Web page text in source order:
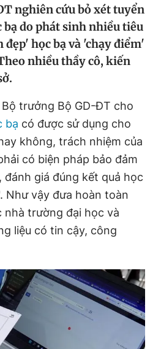
Magazine
Liên hệ quảng cáo
thoại
Liên hệ quảng cáo
0908 780 404
nghiên cứu bỏ xét tuyển
do phát sinh nhiều tiêu
học bạ và 'chạy điểm'
nhiều thầy cô, kiến
trưởng Bộ GD-ĐT cho
bạ có được sử dụng cho
không, trách nhiệm của
có biện pháp bảo đảm
giá đúng kết quả học
Như vậy đưa hoàn toàn
nhà trường đại học và
liệu có tin cậy, công